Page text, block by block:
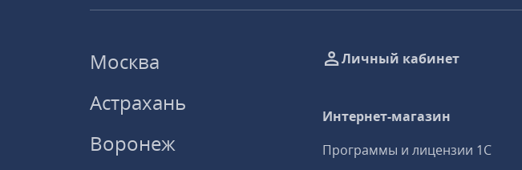
Москва
Астрахань
Воронеж
Личный кабинет
Интернет-магазин
Программы и лицензии 1С